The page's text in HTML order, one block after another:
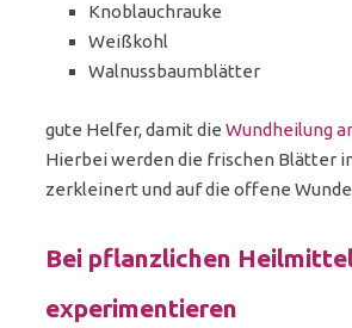
Knoblauchrauke
Weißkohl
Walnussbaumblätter
gute Helfer, damit die Wundheilung
Hierbei werden die frischen Blätter
zerkleinert und auf die offene
Bei pflanzlichen
experimentieren